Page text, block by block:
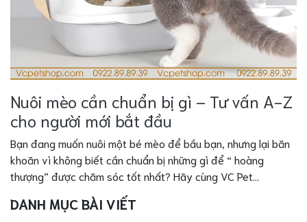
Nuôi mèo cần chuẩn bị gì – Tư vấn A-Z
cho người mới bắt đầu
Bạn đang muốn nuôi một bé mèo để bầu bạn, nhưng lại băn
khoăn vì không biết cần chuẩn bị những gì để “ hoàng
thượng” được chăm sóc tốt nhất? Hãy cùng VC Pet...
DANH MỤC BÀI VIẾT